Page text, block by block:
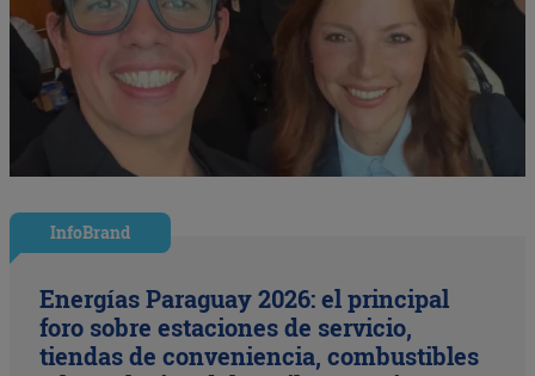
InfoBrand
Energías Paraguay 2026: el principal
foro sobre estaciones de servicio,
tiendas de conveniencia, combustibles